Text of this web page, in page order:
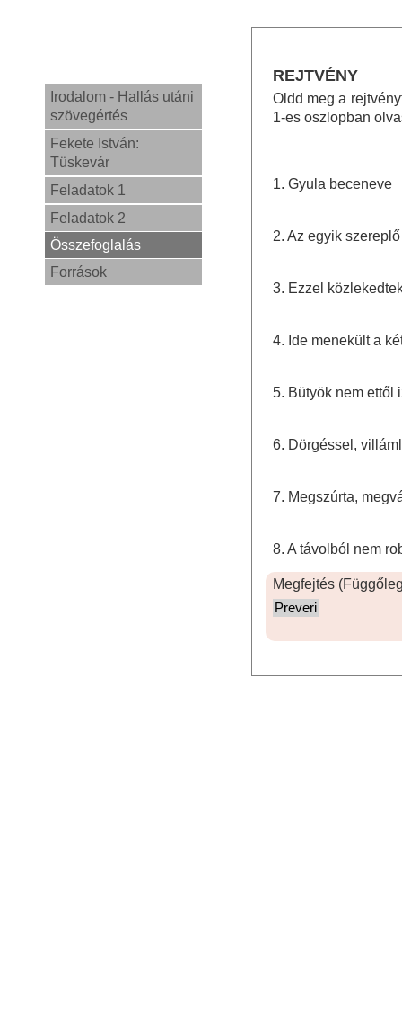
Irodalom - Hallás utáni
szövegértés
Fekete István:
Tüskevár
Feladatok 1
Feladatok 2
Összefoglalás
Források
REJTVÉNY
Oldd meg a
1-es oszlopban
1. Gyula beceneve
2. Az egyik
3. Ezzel
4. Ide menekült a
5. Bütyök nem ettől
6. Dörgéssel,
7. Megszúrta,
8. A távolból nem
Megfejtés